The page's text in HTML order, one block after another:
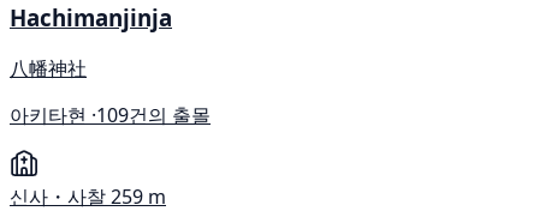
Hachimanjinja
八幡神社
아키타현 ·109건의 출몰
신사・사찰259 m